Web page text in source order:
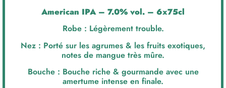
American IPA – 7.0% vol. – 6x75cl
Robe : Légèrement trouble.
Nez : Porté sur les agrumes & les fruits exotiques,
notes de mangue très mûre.
Bouche : Bouche riche & gourmande avec une
amertume intense en finale.